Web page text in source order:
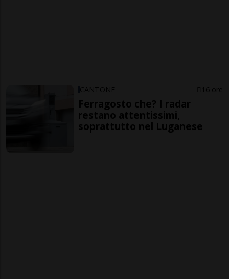
CANTONE 16 ore
Ferragosto che? I radar
restano attentissimi,
soprattutto nel Luganese